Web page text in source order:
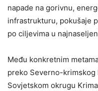
napade na gorivnu,
infrastrukturu, pokušaje
po ciljevima u
Među konkretnim
preko Severno-krimskog
Sovjetskom okrugu